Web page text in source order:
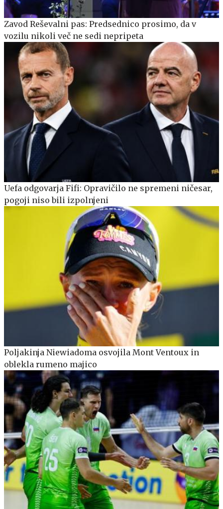
Zavod Reševalni pas: Predsednico prosimo, da v
vozilu nikoli več ne sedi nepripeta
Uefa odgovarja Fifi: Opravičilo ne spremeni ničesar,
pogoji niso bili izpolnjeni
Poljakinja Niewiadoma osvojila Mont Ventoux in
oblekla rumeno majico